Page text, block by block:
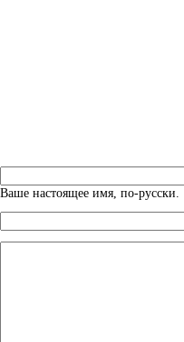
Ваше настоящее имя, по-русски.